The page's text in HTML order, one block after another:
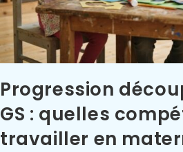
Progression
GS : quelles
travailler en